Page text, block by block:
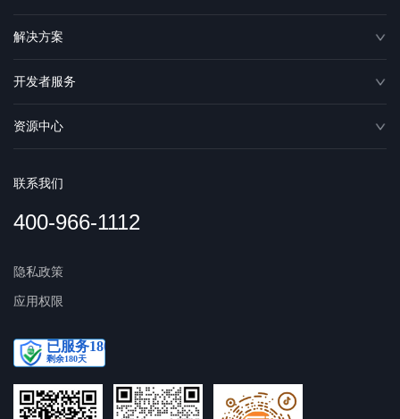
解决方案
开发者服务
资源中心
联系我们
400-966-1112
隐私政策
应用权限